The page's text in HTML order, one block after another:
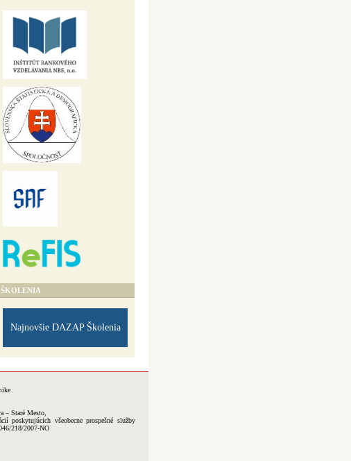
ŠKOLENIA
Najnovšie DAZAP Školenia
– Staré Mesto,
poskytujúcich všeobecne prospešné služby
218/2007-NO